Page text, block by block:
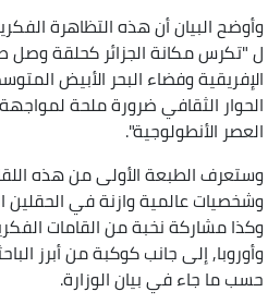
وأوضح البيان أن هذه التظاهرة
ل "تكرس مكانة الجزائر كحلقة وصل
الإفريقية وفضاء البحر الأبيض
الحوار الثقافي ضرورة ملحة لمواجهة
العصر الأنطولوجية".
وستعرف الطبعة الأولى من هذه
وشخصيات عالمية وازنة في الحقلين
وكذا مشاركة نخبة من القامات
وأوروبا, إلى جانب كوكبة من أبرز
حسب ما جاء في بيان الوزارة.